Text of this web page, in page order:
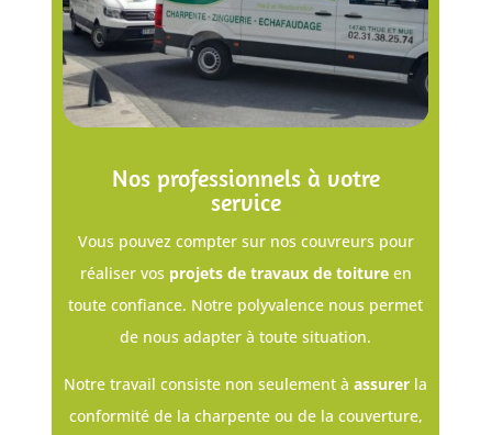
Nos professionnels à votre
service
Vous pouvez compter sur nos couvreurs pour
réaliser vos projets de travaux de toitureen
toute confiance. Notre polyvalence nous permet
de nous adapter à toute situation.
Notre travail consiste non seulement àassurer la
conformité de la charpente ou de la couverture,